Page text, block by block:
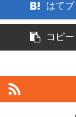
はてブ
コピー